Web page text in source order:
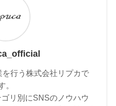
行う株式会社リプカで
。
リ別にSNSのノウハウ